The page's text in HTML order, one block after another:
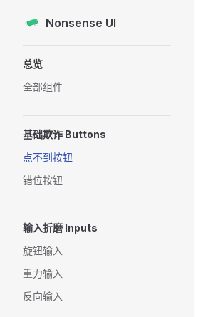
Skip to content
Nonsense UI
总览
全部组件
基础欺诈 Buttons
点不到按钮
错位按钮
输入折磨 Inputs
旋钮输入
重力输入
反向输入